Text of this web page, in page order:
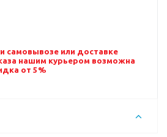
самовывозе или доставке
нашим курьером возможна
от 5%